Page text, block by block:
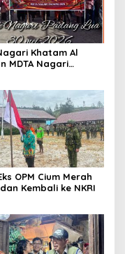
Khatam Al
MDTA Nagari
OPM Cium Merah
Kembali ke NKRI